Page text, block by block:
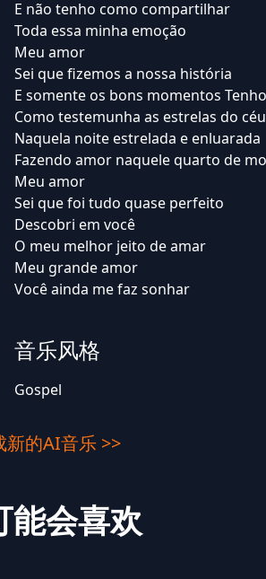
E não tenho como compartilhar
Toda essa minha emoção
Meu amor
Sei que fizemos a nossa história
E somente os bons momentos
Como testemunha as estrelas do céu
Naquela noite estrelada e enluarada
Fazendo amor naquele quarto de
Meu amor
Sei que foi tudo quase perfeito
Descobri em você
O meu melhor jeito de amar
Meu grande amor
Você ainda me faz sonhar
音乐风格
Gospel
新的AI音乐 >>
能会喜欢